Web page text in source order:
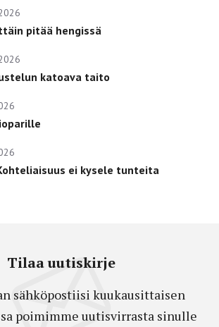
pitää hengissä
katoava taito
ei kysele tunteita
Tilaa uutiskirje
sähköpostiisi kuukausittaisen
poimimme uutisvirrasta sinulle